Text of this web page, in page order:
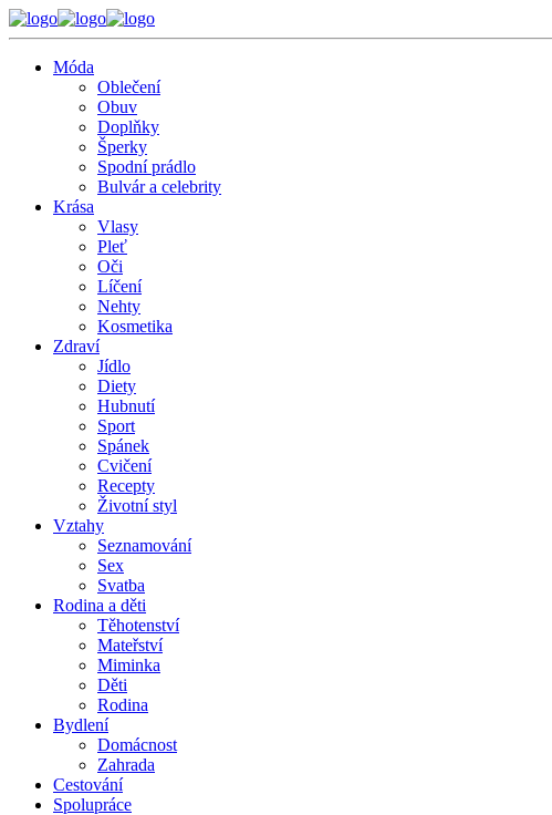
Móda
Oblečení
Obuv
Doplňky
Šperky
Spodní prádlo
Bulvár a celebrity
Krása
Vlasy
Pleť
Oči
Líčení
Nehty
Kosmetika
Zdraví
Jídlo
Diety
Hubnutí
Sport
Spánek
Cvičení
Recepty
Životní styl
Vztahy
Seznamování
Sex
Svatba
Rodina a děti
Těhotenství
Mateřství
Miminka
Děti
Rodina
Bydlení
Domácnost
Zahrada
Cestování
Spolupráce